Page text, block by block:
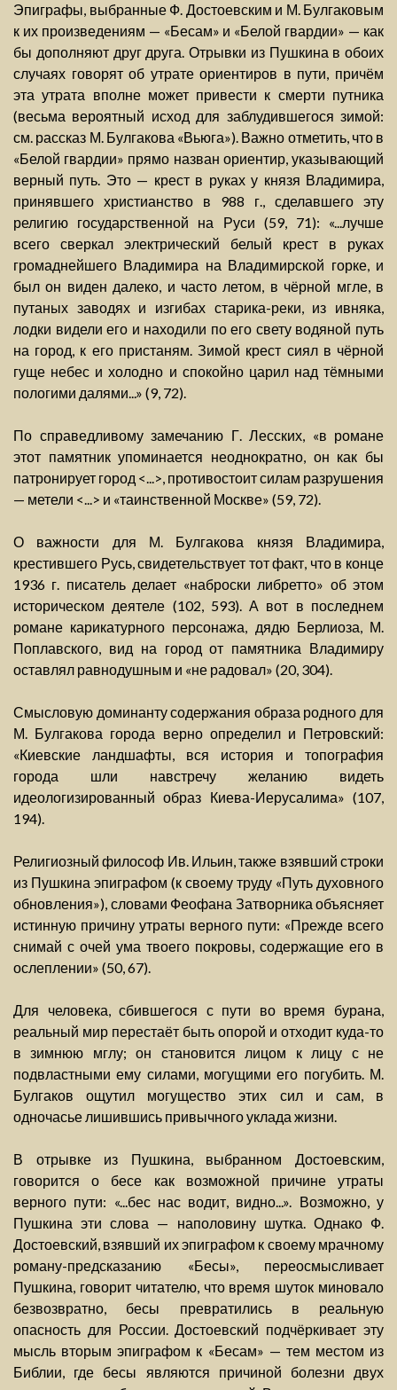
Эпиграфы, выбранные Ф. Достоевским и М. Булгаковым
к их произведениям — «Бесам» и «Белой гвардии» — как
бы дополняют друг друга. Отрывки из Пушкина в обоих
случаях говорят об утрате ориентиров в пути, причём
эта утрата вполне может привести к смерти путника
(весьма вероятный исход для заблудившегося зимой:
см. рассказ М. Булгакова «Вьюга»). Важно отметить, что в
«Белой гвардии» прямо назван ориентир, указывающий
верный путь. Это — крест в руках у князя Владимира,
принявшего христианство в 988 г., сделавшего эту
религию государственной на Руси (59, 71): «...лучше
всего сверкал электрический белый крест в руках
громаднейшего Владимира на Владимирской горке, и
был он виден далеко, и часто летом, в чёрной мгле, в
путаных заводях и изгибах старика-реки, из ивняка,
лодки видели его и находили по его свету водяной путь
на город, к его пристаням. Зимой крест сиял в чёрной
гуще небес и холодно и спокойно царил над тёмными
пологими далями...» (9, 72).
По справедливому замечанию Г. Лесских, «в романе
этот памятник упоминается неоднократно, он как бы
патронирует город <...>, противостоит силам разрушения
— метели <...> и «таинственной Москве» (59, 72).
О важности для М. Булгакова князя Владимира,
крестившего Русь, свидетельствует тот факт, что в конце
1936 г. писатель делает «наброски либретто» об этом
историческом деятеле (102, 593). А вот в последнем
романе карикатурного персонажа, дядю Берлиоза, М.
Поплавского, вид на город от памятника Владимиру
оставлял равнодушным и «не радовал» (20, 304).
Смысловую доминанту содержания образа родного для
М. Булгакова города верно определил и Петровский:
«Киевские ландшафты, вся история и топография
города шли навстречу желанию видеть
идеологизированный образ Киева-Иерусалима» (107,
194).
Религиозный философ Ив. Ильин, также взявший строки
из Пушкина эпиграфом (к своему труду «Путь духовного
обновления»), словами Феофана Затворника объясняет
истинную причину утраты верного пути: «Прежде всего
снимай с очей ума твоего покровы, содержащие его в
ослеплении» (50, 67).
Для человека, сбившегося с пути во время бурана,
реальный мир перестаёт быть опорой и отходит куда-то
в зимнюю мглу; он становится лицом к лицу с не
подвластными ему силами, могущими его погубить. М.
Булгаков ощутил могущество этих сил и сам, в
одночасье лишившись привычного уклада жизни.
В отрывке из Пушкина, выбранном Достоевским,
говорится о бесе как возможной причине утраты
верного пути: «...бес нас водит, видно...». Возможно, у
Пушкина эти слова — наполовину шутка. Однако Ф.
Достоевский, взявший их эпиграфом к своему мрачному
роману-предсказанию «Бесы», переосмысливает
Пушкина, говорит читателю, что время шуток миновало
безвозвратно, бесы превратились в реальную
опасность для России. Достоевский подчёркивает эту
мысль вторым эпиграфом к «Бесам» — тем местом из
Библии, где бесы являются причиной болезни двух